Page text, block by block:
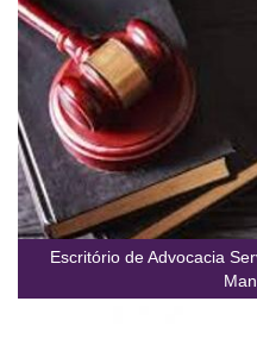
Escritório de Advocacia